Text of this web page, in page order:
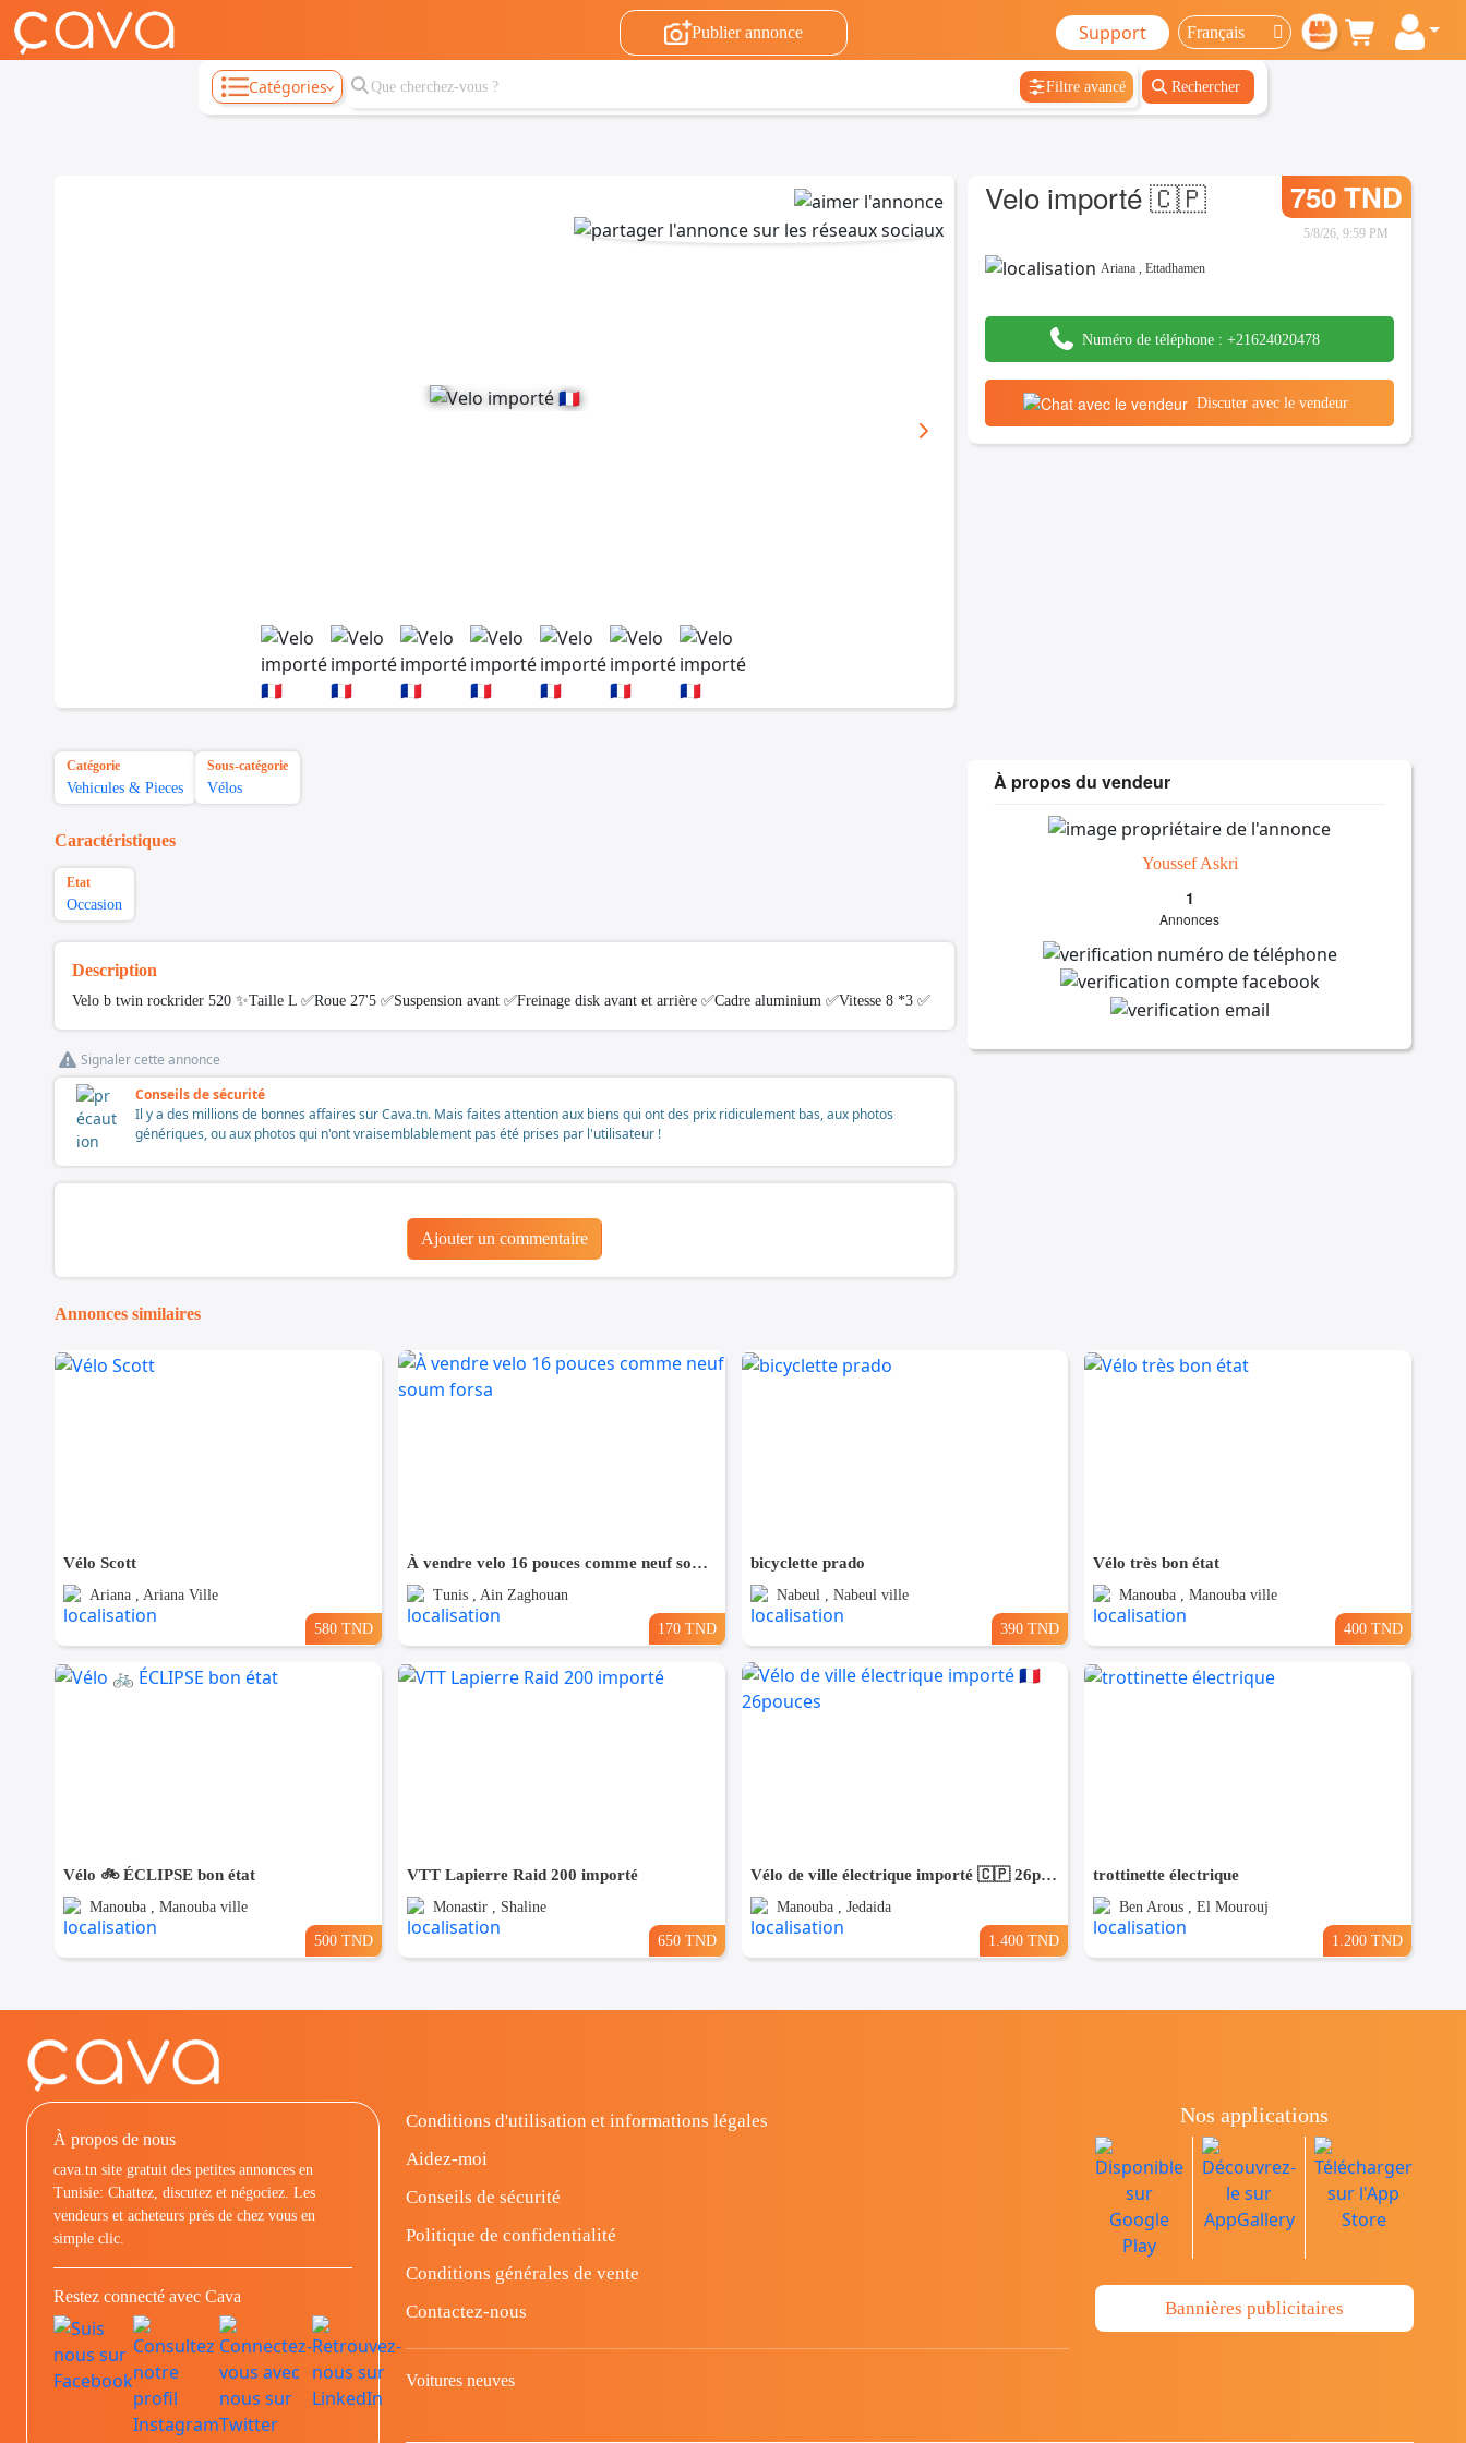
Publier annonce Support
Catégories Filtre avancé Rechercher
Velo importé 🇨🇵 750 TND
5/8/26, 9:59 PM
Ariana ,Ettadhamen
Numéro de téléphone :+21624020478
Discuter avec le vendeur
Catégorie
Vehicules & Pieces
Sous-catégorie
Vélos
Caractéristiques
Etat
Occasion
Description
Velo b twin rockrider 520 ✨Taille L ✅Roue 27'5 ✅Suspension avant ✅Freinage disk avant et arrière ✅Cadre aluminium ✅Vitesse 8 *3 ✅
Signaler cette annonce
Conseils de sécurité
Il y a des millions de bonnes affaires sur Cava.tn. Mais faites attention aux biens qui ont des prix ridiculement bas, aux photos
génériques, ou aux photos qui n'ont vraisemblablement pas été prises par l'utilisateur !
Ajouter un commentaire
À propos du vendeur
Youssef Askri
1
Annonces
Annonces similaires
Vélo Scott
Ariana , Ariana Ville
580 TND
À vendre velo 16 pouces comme neuf soum forsa
Tunis , Ain Zaghouan
170 TND
bicyclette prado
Nabeul , Nabeul ville
390 TND
Vélo très bon état
Manouba , Manouba ville
400 TND
Vélo 🚲 ÉCLIPSE bon état
Manouba , Manouba ville
500 TND
VTT Lapierre Raid 200 importé
Monastir , Shaline
650 TND
Vélo de ville électrique importé 🇨🇵 26pouces
Manouba , Jedaida
1.400 TND
trottinette électrique
Ben Arous , El Mourouj
1.200 TND
À propos de nous
cava.tn site gratuit des petites annonces en
Tunisie: Chattez, discutez et négociez. Les
vendeurs et acheteurs prés de chez vous en
simple clic.
Restez connecté avec Cava
Conditions d'utilisation et informations légales
Aidez-moi
Conseils de sécurité
Politique de confidentialité
Conditions générales de vente
Contactez-nous
Voitures neuves
Nos applications
Bannières publicitaires